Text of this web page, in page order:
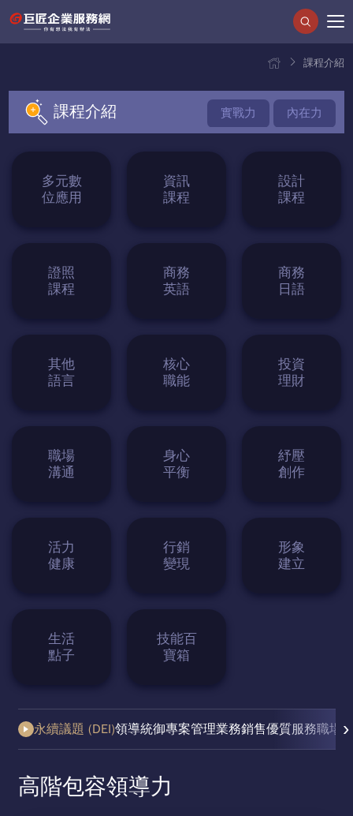
課程介紹
課程介紹 實戰力 內在力
多元數
位應用
資訊
課程
設計
課程
證照
課程
商務
英語
商務
日語
其他
語言
核心
職能
投資
理財
職場
溝通
身心
平衡
紓壓
創作
活力
健康
行銷
變現
形象
建立
生活
點子
技能百
寶箱
永續議題 (DEI)領導統御專案管理業務銷售優質服務職場›
高階包容領導力